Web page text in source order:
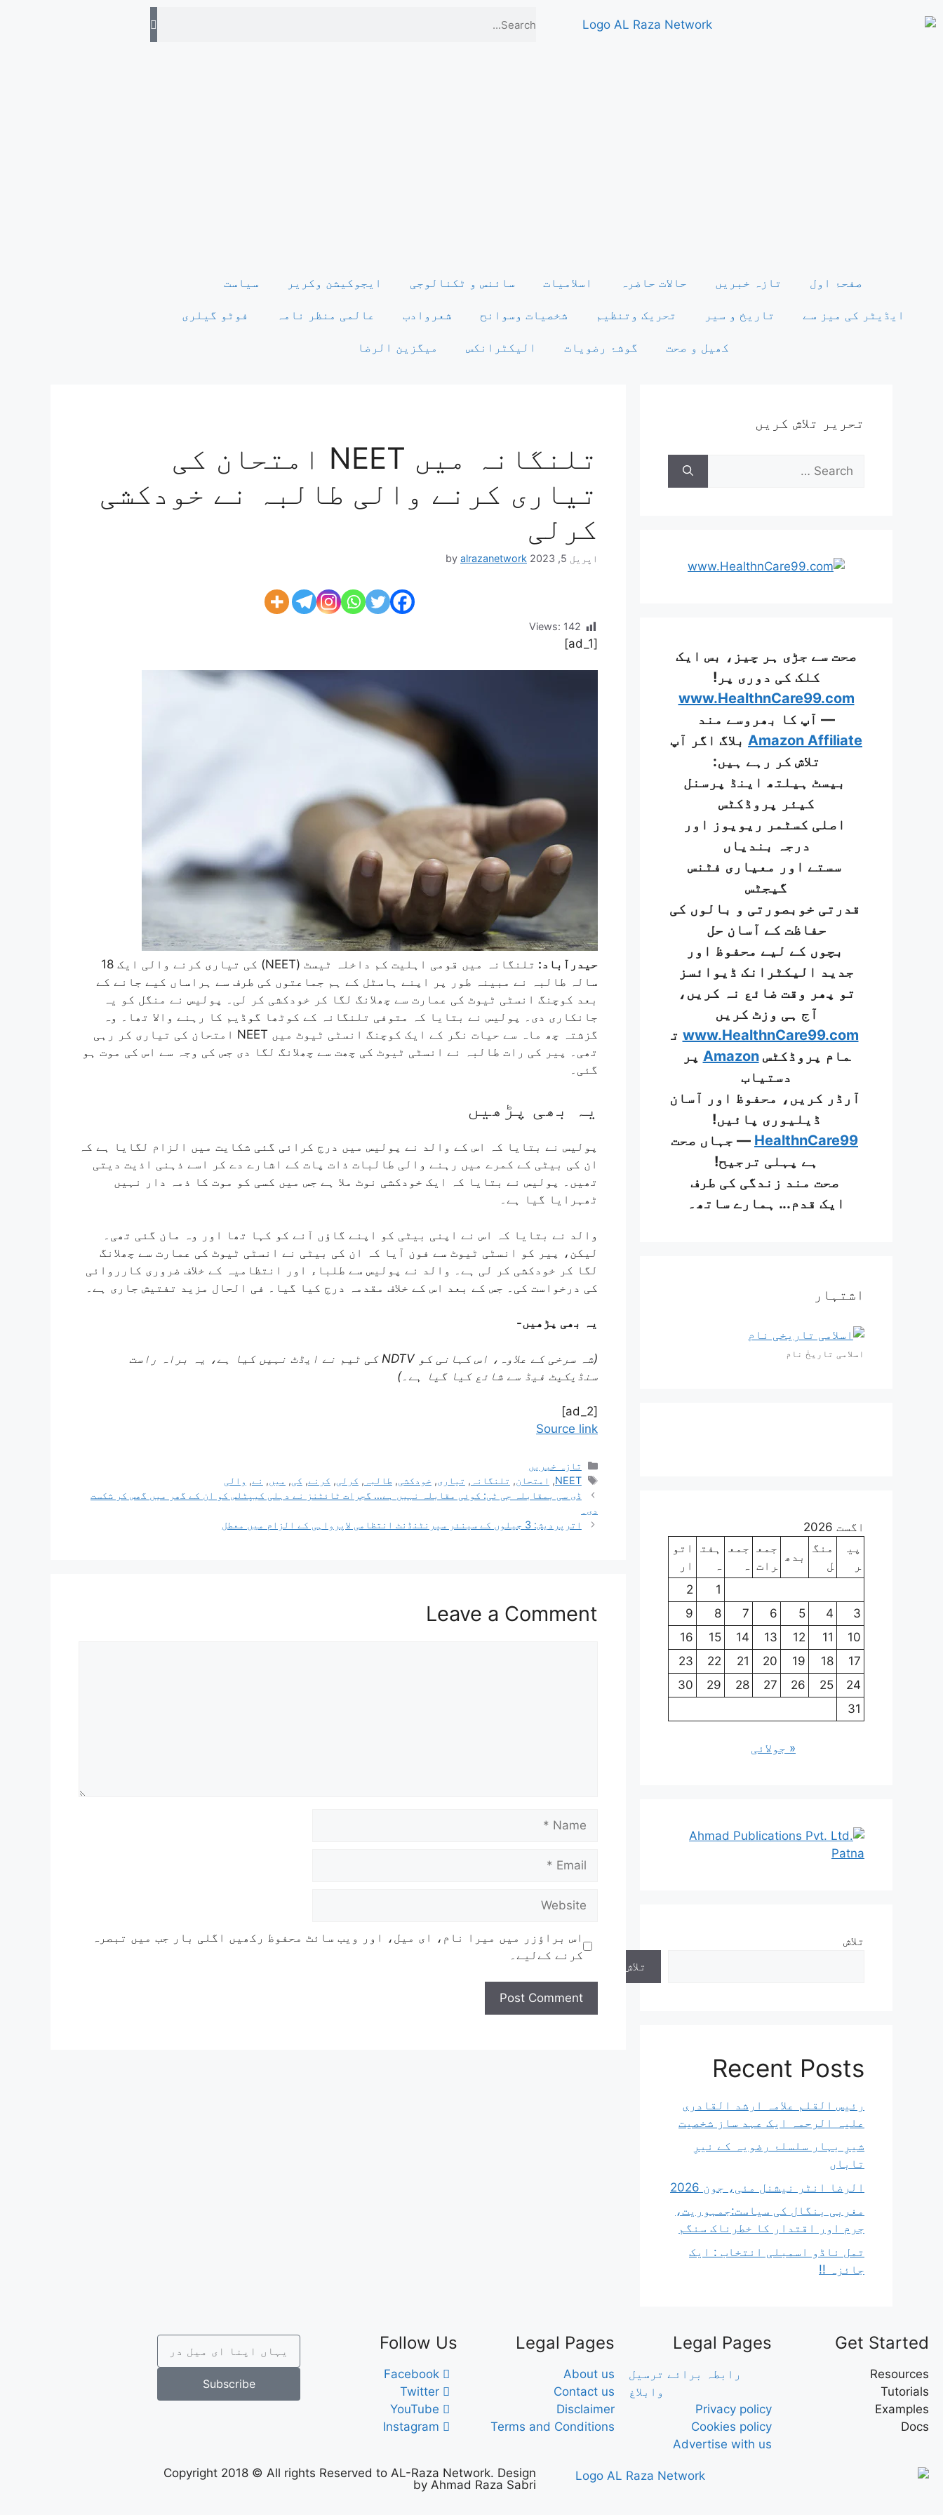
صفحۂ اول تازہ خبریں حالات حاضرہ اسلامیات سائنس و ٹکنالوجی ایجوکیشن وکریر سیاست
ایڈیٹر کی میز سے تاریخ و سیر تحریک وتنظیم شخصیات وسوانح شعروادب عالمی منظر نامہ فوٹو گیلری
کھیل و صحت گوشۂ رضویات الیکٹرانکس میگزین الرضا
تلنگانہ میں NEET امتحان کی
تیاری کرنے والی طالبہ نے خودکشی
کرلی
اپریل 5, 2023 by alrazanetwork
Views: 142
[ad_1]
حیدرآباد:
تلنگانہ میں قومی اہلیت کم داخلہ ٹیسٹ (NEET) کی تیاری کرنے والی ایک 18
سالہ طالبہ نے مبینہ طور پر اپنے ہاسٹل کے ہم جماعتوں کی طرف سے ہراساں کیے جانے کے
بعد کوچنگ انسٹی ٹیوٹ کی عمارت سے چھلانگ لگا کر خودکشی کر لی۔ پولیس نے منگل کو یہ
جانکاری دی۔ پولیس نے بتایا کہ متوفی تلنگانہ کے کوٹھا گوڈیم کا رہنے والا تھا۔ وہ
گزشتہ چھ ماہ سے حیات نگر کے ایک کوچنگ انسٹی ٹیوٹ میں NEET امتحان کی تیاری کر رہی
تھی۔ پیر کی رات طالبہ نے انسٹی ٹیوٹ کی چھت سے چھلانگ لگا دی جس کی وجہ سے اس کی موت ہو
گئی۔
یہ بھی پڑھیں
پولیس نے بتایا کہ اس کے والد نے پولیس میں درج کرائی گئی شکایت میں الزام لگایا ہے کہ
ان کی بیٹی کے کمرے میں رہنے والی طالبات ذات پات کے اشارے دے کر اسے ذہنی اذیت دیتی
تھیں۔ پولیس نے بتایا کہ ایک خودکشی نوٹ ملا ہے جس میں کسی کو موت کا ذمہ دار نہیں
ٹھہرایا گیا ہے۔
والد نے بتایا کہ اس نے اپنی بیٹی کو اپنے گاؤں آنے کو کہا تھا اور وہ مان گئی تھی۔
لیکن، پیر کو انسٹی ٹیوٹ سے فون آیا کہ ان کی بیٹی نے انسٹی ٹیوٹ کی عمارت سے چھلانگ
لگا کر خودکشی کر لی ہے۔ والد نے پولیس سے طلباء اور انتظامیہ کے خلاف ضروری کارروائی
کی درخواست کی۔ جس کے بعد اس کے خلاف مقدمہ درج کیا گیا۔ فی الحال مزید تفتیش جاری ہے۔
یہ بھی پڑھیں-
(شہ سرخی کے علاوہ، اس کہانی کو NDTV کی ٹیم نے ایڈٹ نہیں کیا ہے، یہ براہ راست
سنڈیکیٹ فیڈ سے شائع کیا گیا ہے۔)
[ad_2]
Source link
تازہ خبریں
NEET
, امتحان, تلنگانہ , تیاری, خودکشی, طالبہ , کرلی, کرنے, کی, میں, نے, والی
ڈی سی بمقابلہ جی ٹی: کوئی مقابلہ نہیں ہے… گجرات ٹائٹنز نے دہلی کیپٹلس کو ان کے گھر میں گھس کر شکست
دی۔
اترپردیش: 3 جیلوں کے سینئر سپرنٹنڈنٹ انتظامی لاپرواہی کے الزام میں معطل
Leave a Comment
اس براؤزر میں میرا نام، ای میل، اور ویب سائٹ محفوظ رکھیں اگلی بار جب میں تبصرہ
کرنے کےلیے۔
تحریر تلاش کریں
صحت سے جڑی ہر چیز، بس ایک
کلک کی دوری پر!
www.HealthnCare99.com
— آپ کا بھروسے مند
Amazon Affiliate بلاگ اگر آپ
تلاش کر رہے ہیں:
بیسٹ ہیلتھ اینڈ پرسنل
کیئر پروڈکٹس
اصلی کسٹمر ریویوز اور
درجہ بندیاں
سستے اور معیاری فٹنس
گیجٹس
قدرتی خوبصورتی و بالوں کی
حفاظت کے آسان حل
بچوں کے لیے محفوظ اور
جدید الیکٹرانک ڈیوائسز
تو پھر وقت ضائع نہ کریں،
آج ہی وزٹ کریں
www.HealthnCare99.com ت
مام پروڈکٹسAmazon پر
دستیاب
آرڈر کریں، محفوظ اور آسان
ڈیلیوری پائیں!
HealthnCare99 — جہاں صحت
ہے پہلی ترجیح!
صحت مند زندگی کی طرف
ایک قدم... ہمارے ساتھ۔
اشتہار
اسلامی تاریخٰ نام
اگست 2026
پی
ر
منگ
ل
بدھ
جمع
رات
جمع
ہ
ہفت
ہ
اتو
ار
1
2
3
4
5
6
7
8
9
10
11
12
13
14
15
16
17
18
19
20
21
22
23
24
25
26
27
28
29
30
31
« جولائی
تلاش
تلاش
Recent Posts
رئیس القلم علامہ ارشد القادری
علیہ الرحمہ ایک عہد ساز شخصیت
شیرِ بہار سلسلۂ رضویہ کے نیرِ
تاباں
الرضا انٹر نیشنل مئی، جون 2026
مغربی بنگال کی سیاست:جمہوریت،
جرم اور اقتدار کا خطرناک سنگم
تمل ناڈو اسمبلی انتخاب : ایک
جائزہ !!
Get Started
Resources
Tutorials
Examples
Docs
Legal Pages
رابطہ برائے ترسیل
وابلاغ
Privacy policy
Cookies policy
Advertise with us
Legal Pages
About us
Contact us
Disclaimer
Terms and Conditions
Follow Us
Facebook
Twitter
YouTube
Instagram
Subscribe
Copyright 2018 © All rights Reserved to AL-Raza Network. Design
by Ahmad Raza Sabri